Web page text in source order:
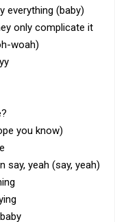
everything (baby)
only complicate it
woah)
you know)
say, yeah (say, yeah)